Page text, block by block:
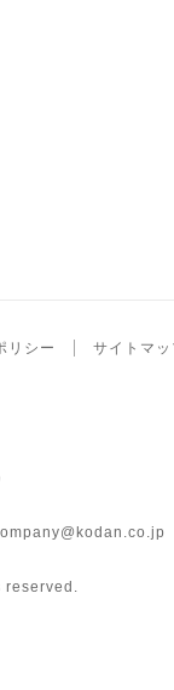
リシー サイトマ
reserved.